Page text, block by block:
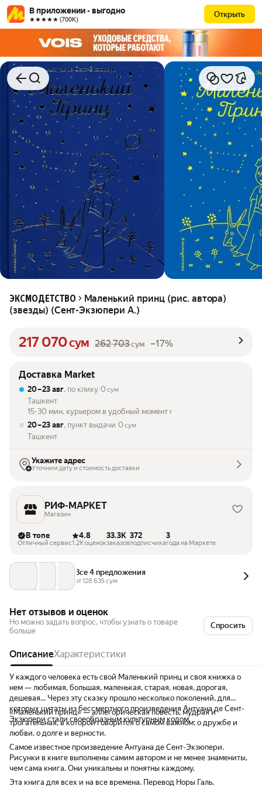
В приложении - выгодно
★★★★★ (700К)
Открыть
ЭКСМОДЕТСТВО
Маленький принц (рис. автора)
(звезды) (Сент-Экзюпери А.)
217 070сум 262 703сум –17%
Доставка Market
20 – 23 авг, по клику 0 сум
Ташкент
15-30 мин. курьером в удобный момент
20 – 23 авг, пункт выдачи 0 сум
Ташкент
Укажите адрес
Уточним дату и стоимость доставки
РИФ-МАРКЕТ
Магазин
В топе
Отличный сервис
4.8
1.2K оценок
33.3K
заказов
372
подписчика
3
года на Маркете
Все 4 предложения
от 128 635 сум
Нет отзывов и оценок
Но можно задать вопрос, чтобы узнать о товаре
больше
Спросить
ОписаниеХарактеристики
У каждого человека есть свой Маленький принц и своя книжка о
нем — любимая, большая, маленькая, старая, новая, дорогая,
дешевая… Через эту сказку прошло несколько поколений, для
которых цитаты из бессмертного произведения Антуана де Сент-
Экзюпери стали своеобразным культурным кодом.
«Маленький принц» — аллегорическая повесть, мудрая и
трогательная, в которой говорится о самом важном: о дружбе и
любви, о долге и верности.
Самое известное произведение Антуана де Сент-Экзюпери.
Рисунки в книге выполнены самим автором и не менее знамениты,
чем сама книга. Они уникальны и понятны каждому.
Эта книга для всех и на все времена. Перевод Норы Галь.